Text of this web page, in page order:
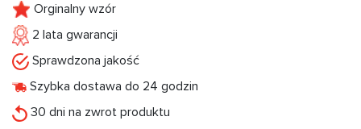
Orginalny wzór
2 lata gwarancji
Sprawdzona jakość
Szybka dostawa do 24 godzin
30 dni na zwrot produktu